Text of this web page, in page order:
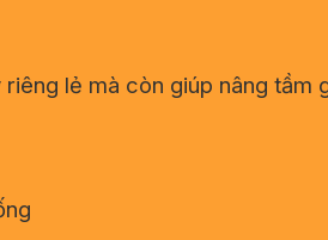
lẻ mà còn giúp nâng